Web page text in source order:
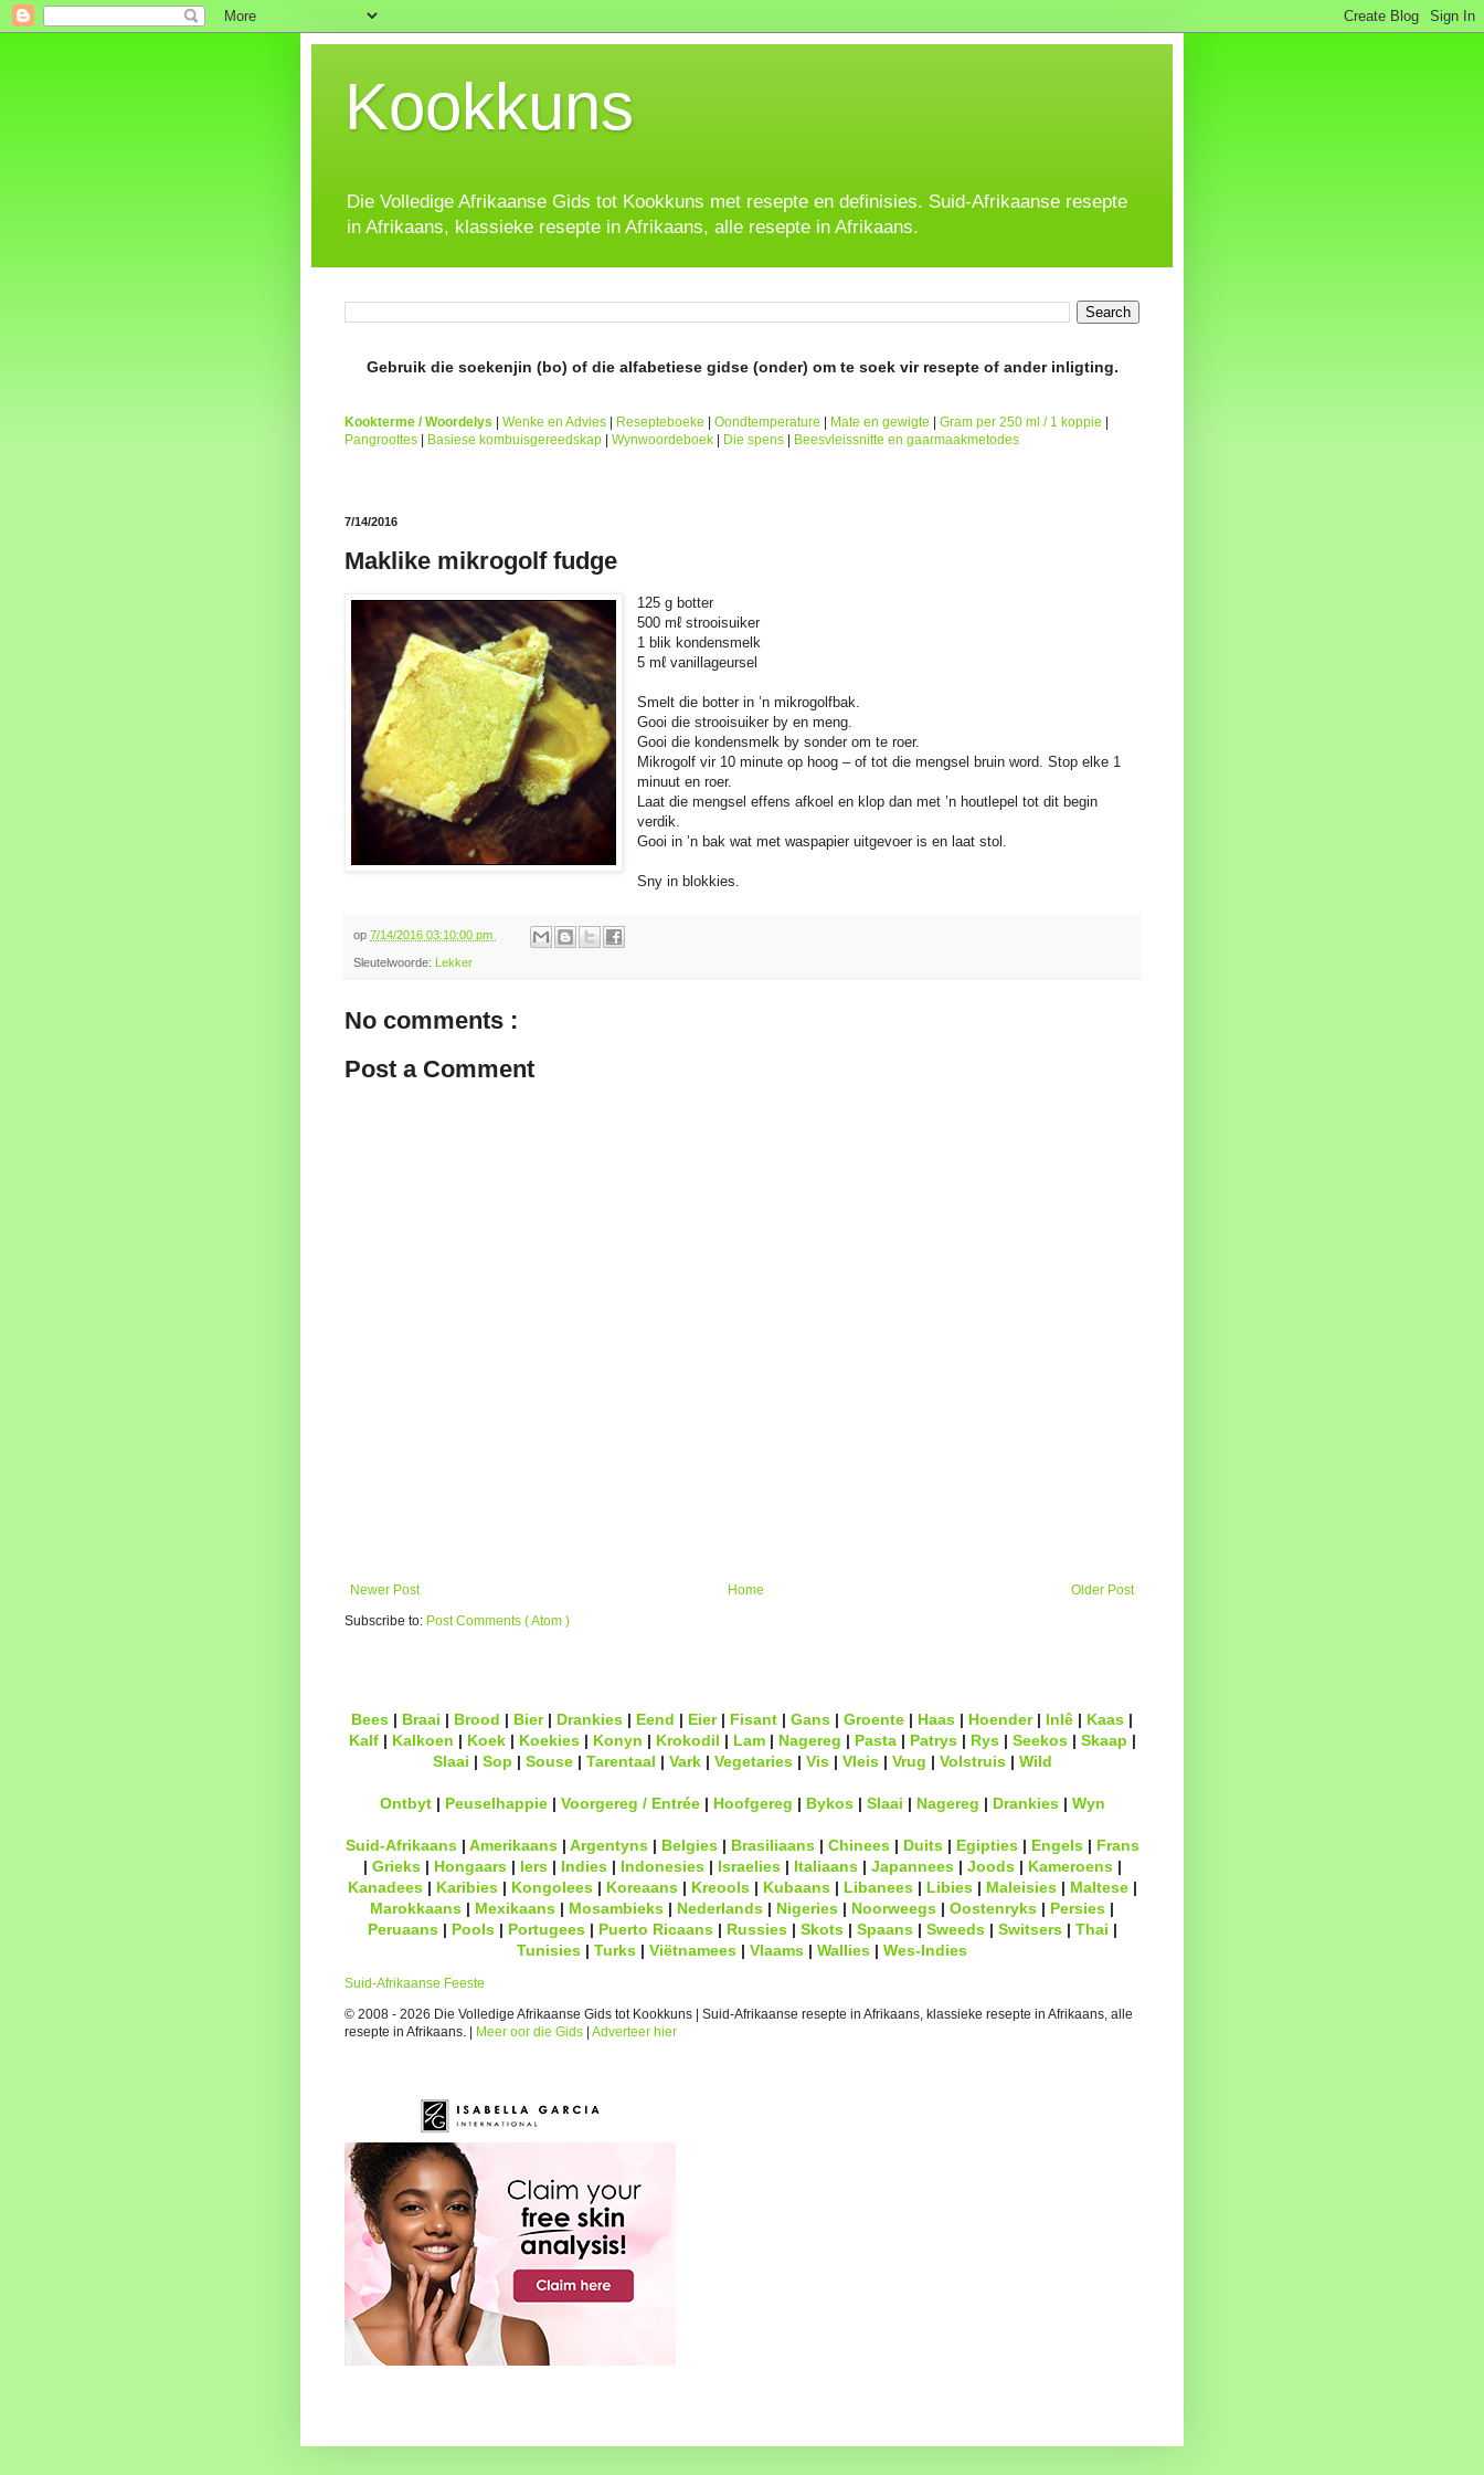
Kookkuns
Die Volledige Afrikaanse Gids tot Kookkuns met resepte en definisies. Suid-Afrikaanse resepte
in Afrikaans, klassieke resepte in Afrikaans, alle resepte in Afrikaans.
Gebruik die soekenjin (bo) of die alfabetiese gidse (onder) om te soek vir resepte of ander inligting.
Kookterme / Woordelys Wenke en Advies Resepteboeke Oondtemperature Mate en gewigte Gram per 250 ml / 1 koppie
Pangroottes
Basiese kombuisgereedskap Wynwoordeboek Die spens Beesvleissnitte en gaarmaakmetodes
7/14/2016
Maklike mikrogolf fudge
125 g botter
500 mℓ strooisuiker
1 blik kondensmelk
5 mℓ vanillageursel
Smelt die botter in ’n mikrogolfbak.
Gooi die strooisuiker by en meng.
Gooi die kondensmelk by sonder om te roer.
Mikrogolf vir 10 minute op hoog – of tot die mengsel bruin word. Stop elke 1
minuut en roer.
Laat die mengsel effens afkoel en klop dan met ’n houtlepel tot dit begin
verdik.
Gooi in ’n bak wat met waspapier uitgevoer is en laat stol.
Sny in blokkies.
op 7/14/2016 03:10:00 pm
Sleutelwoorde: Lekker
No comments :
Post a Comment
Newer Post Older Post
Home
Subscribe to: Post Comments ( Atom )
Bees | Braai | Brood | Bier| Drankies | Eend | Eier| Fisant | Gans | Groente | Haas | Hoender| Inlê | Kaas |
Kalf| Kalkoen | Koek| Koekies| Konyn | Krokodil | Lam| Nagereg | Pasta| Patrys| Rys| Seekos| Skaap |
Slaai | Sop | Souse| Tarentaal | Vark| Vegetaries| Vis| Vleis| Vrug | Volstruis| Wild
Ontbyt| Peuselhappie| Voorgereg / Entrée| Hoofgereg | Bykos| Slaai | Nagereg | Drankies| Wyn
Suid-Afrikaans| Amerikaans| Argentyns| Belgies| Brasiliaans| Chinees| Duits| Egipties| Engels| Frans
| Grieks| Hongaars| Iers| Indies| Indonesies| Israelies| Italiaans| Japannees| Joods| Kameroens|
Kanadees| Karibies| Kongolees| Koreaans| Kreools| Kubaans| Libanees| Libies| Maleisies| Maltese|
Marokkaans | Mexikaans | Mosambieks | Nederlands | Nigeries | Noorweegs | Oostenryks | Persies |
Peruaans| Pools| Portugees| Puerto Ricaans| Russies| Skots| Spaans| Sweeds| Switsers| Thai |
Tunisies | Turks | Viëtnamees | Vlaams | Wallies | Wes-Indies
Suid-Afrikaanse Feeste
© 2008 - 2026 Die Volledige Afrikaanse Gids tot Kookkuns | Suid-Afrikaanse resepte in Afrikaans, klassieke resepte in Afrikaans, alle
resepte in Afrikaans. | Meer oor die Gids | Adverteer hier